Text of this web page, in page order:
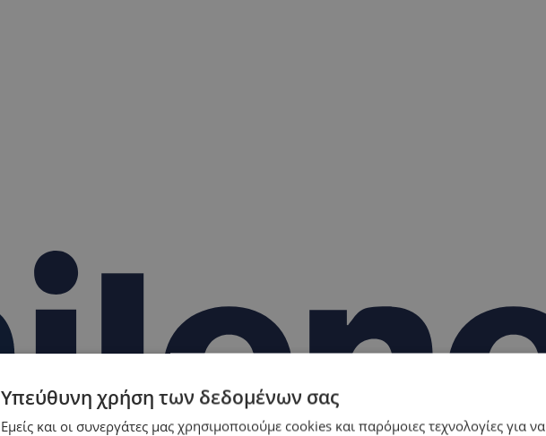
Υπεύθυνη χρήση των δεδομένων σας
Εμείς και οι συνεργάτες μας χρησιμοποιούμε cookies και παρόμοιες τεχνολογίες για να